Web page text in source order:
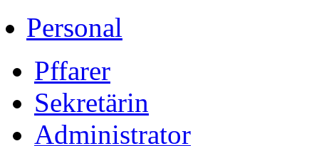
Personal
Pffarer
Sekretärin
Administrator